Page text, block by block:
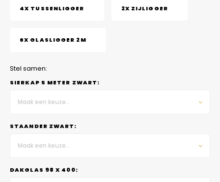
4X TUSSENLIGGER 2X ZIJLIGGER
6X GLASLIGGER 2M
Stel samen:
SIERKAP 5 METER ZWART:
Maak een keuze...
STAANDER ZWART:
Maak een keuze...
DAKGLAS 98 X 400: